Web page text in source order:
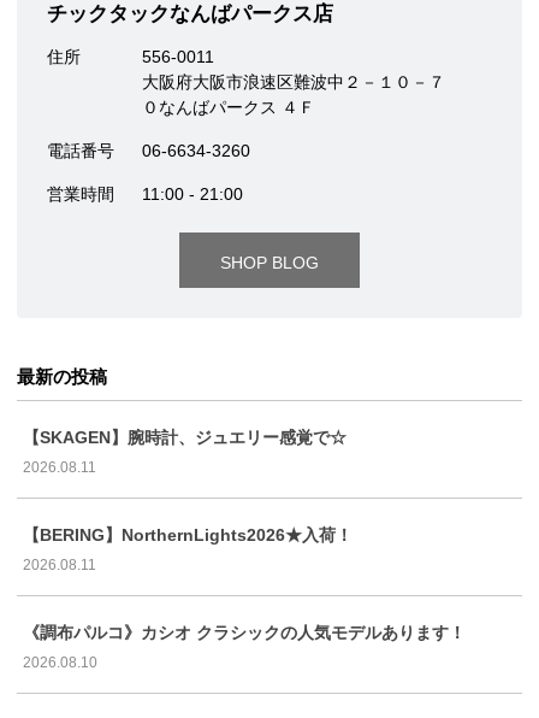
チックタックなんばパークス店
住所
556-0011
大阪府大阪市浪速区難波中２－１０－７
０なんばパークス ４Ｆ
電話番号 06-6634-3260
営業時間 11:00 - 21:00
SHOP BLOG
最新の投稿
【SKAGEN】腕時計、ジュエリー感覚で☆
2026.08.11
【BERING】NorthernLights2026★入荷！
2026.08.11
《調布パルコ》カシオ クラシックの人気モデルあります！
2026.08.10